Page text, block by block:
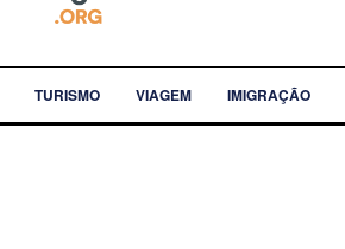
TURISMO VIAGEM IMIGRAÇÃO